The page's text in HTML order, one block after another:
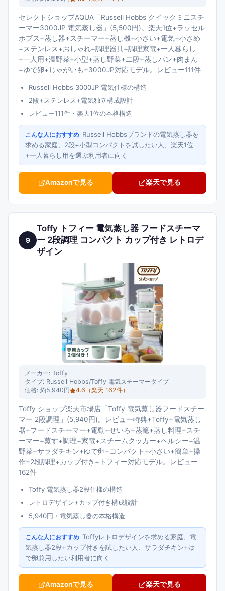
セレクトショップAQUA「Russell Hobbs クイックミニスチ
ーマー3000JP 電気蒸し器」(5,500円)。楽天1位+ラッセル
ホブス+蒸し器+スチーマー+蒸し機+小さい+電気+小さめ
+ステンレス+おしゃれ+調理器具+調理家電+一人暮らし
+一人用+温野菜+小型+蒸し野菜+二段+蒸しパン+肉まん
+ゆで卵+じゃがいも+3000JP対応モデル。レビュー111件
Russell Hobbs 3000JP 電気仕様の構造
2段+ステンレス+電気独立構成設計
レビュー111件・楽天1位の本格構造
こんな人におすすめ Russell Hobbsブランドの電気蒸し器を
求める家庭、2段+小型コンパクトを試したい人、楽天1位
+一人暮らし用を選ぶ利用者に向く
Amazonで見る 楽天で見る
9
Toffy トフィー 電気蒸し器 フードスチーマ
ー 2段調理 コンパクト カップ付き レトロデ
ザイン
メーカー: Toffy
タイプ: Russell Hobbs/Toffy 電気スチーマータイプ
価格: 約5,940円 4.6 （楽天 162件）
Toffy ショップ楽天市場店「Toffy 電気蒸し器フードスチー
マー 2段調理」(5,940円)。レビュー特典+Toffy+電気蒸し
器+フードスチーマー+電動+せいろ+蒸篭+蒸し料理+スチ
ーマー+蒸す+調理+家電+スチームクッカー+ヘルシー+温
野菜+サラダチキン+ゆで卵+コンパクト+小さい+簡単+操
作+2段調理+カップ付き+トフィー対応モデル。レビュー
162件
Toffy 電気蒸し器2段仕様の構造
レトロデザイン+カップ付き構成設計
5,940円・電気蒸し器の本格構造
こんな人におすすめ Toffyレトロデザインを求める家庭、電
気蒸し器2段+カップ付きを試したい人、サラダチキン+ゆ
で卵兼用したい利用者に向く
Amazonで見る 楽天で見る